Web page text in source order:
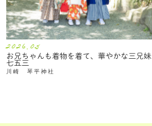
2026.05
お兄ちゃんも着物を着て、華やかな三兄妹
七五三
川崎 琴平神社